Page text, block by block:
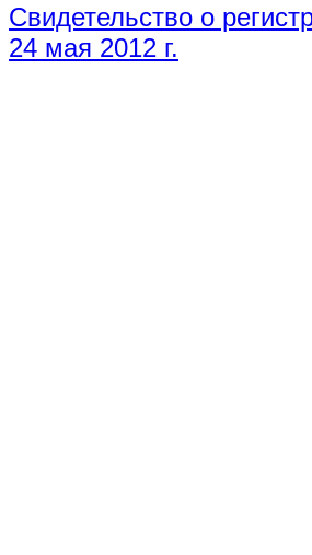
Свидетельство о
24 мая 2012 г.